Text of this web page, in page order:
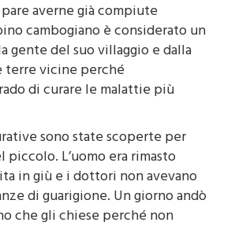
ha soltanto due anni, ma di
averne già compiute
cambogiano è considerato un
gente del suo villaggio e dalla
vicine perché
di curare le malattie più
sono state scoperte per
piccolo. L’uomo era rimasto
in giù e i dottori non avevano
di guarigione. Un giorno andò